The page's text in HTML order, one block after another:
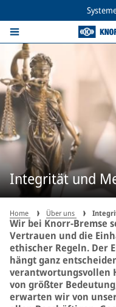
Integrität und
Home Über uns
Wir bei Knorr-Bremse
Vertrauen und die
ethischer Regeln. Der
hängt ganz
verantwortungsvollen
von größter
erwarten wir von